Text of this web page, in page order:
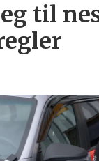
til